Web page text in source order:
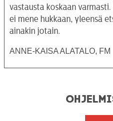
vastausta koskaan
ei mene hukkaan, yleensä
ainakin jotain.
ANNE-KAISA ALATALO, FM